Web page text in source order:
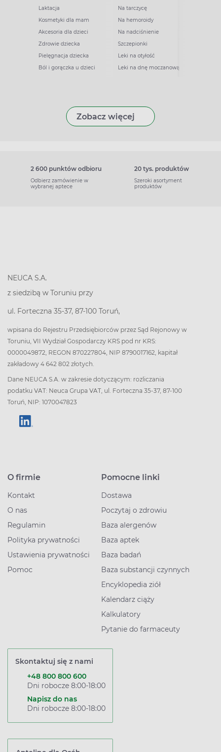
Laktacja
Kosmetyki dla mam
Akcesoria dla dzieci
Zdrowie dziecka
Pielęgnacja dziecka
Ból i gorączka u dzieci
Na tarczycę
Na hemoroidy
Na nadciśnienie
Szczepionki
Leki na otyłość
Leki na dnę moczanową
Zobacz więcej
2 600 punktów odbioru
Odbierz zamówienie w
wybranej aptece
20 tys. produktów
Szeroki asortyment
produktów
NEUCA S.A.
z siedzibą w Toruniu przy
ul. Forteczna 35-37, 87-100 Toruń,
wpisana do Rejestru Przedsiębiorców przez Sąd Rejonowy w
Toruniu, VII Wydział Gospodarczy KRS pod nr KRS:
0000049872, REGON 870227804, NIP 8790017162, kapitał
zakładowy 4 642 802 złotych.
Dane NEUCA S.A. w zakresie dotyczącym: rozliczania
podatku VAT: Neuca Grupa VAT, ul. Forteczna 35-37, 87-100
Toruń, NIP: 1070047823
O firmie
Kontakt
O nas
Regulamin
Polityka prywatności
Ustawienia prywatności
Pomoc
Pomocne linki
Dostawa
Poczytaj o zdrowiu
Baza alergenów
Baza aptek
Baza badań
Baza substancji czynnych
Encyklopedia ziół
Kalendarz ciąży
Kalkulatory
Pytanie do farmaceuty
Skontaktuj się z nami
+48 800 800 600
Dni robocze 8:00-18:00
Napisz do nas
Dni robocze 8:00-18:00